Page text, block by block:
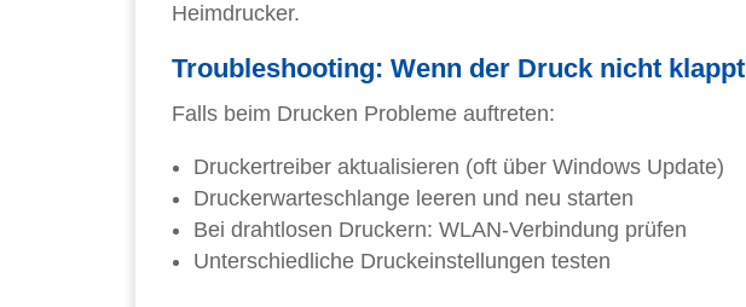
Heimdrucker.
Troubleshooting: Wenn der Druck nicht klappt
Falls beim Drucken Probleme auftreten:
Druckertreiber aktualisieren (oft über Windows Update)
Druckerwarteschlange leeren und neu starten
Bei drahtlosen Druckern: WLAN-Verbindung prüfen
Unterschiedliche Druckeinstellungen testen